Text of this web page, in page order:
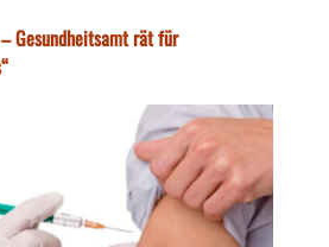
Gesundheitsamt rät für